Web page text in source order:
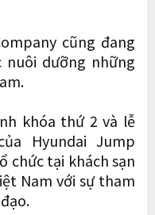
cũng đang
nuôi dưỡng những
khóa thứ 2 và lễ
Hyundai Jump
chức tại khách sạn
Nam với sự tham